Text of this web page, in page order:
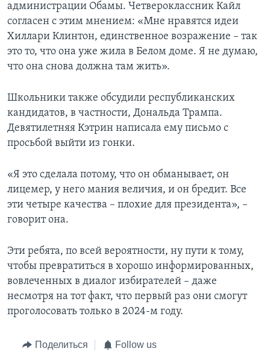
администрации Обамы. Четвероклассник Кайл
согласен с этим мнением: «Мне нравятся идеи
Хиллари Клинтон, единственное возражение – так
это то, что она уже жила в Белом доме. Я не думаю,
что она снова должна там жить».
Школьники также обсудили республиканских
кандидатов, в частности, Дональда Трампа.
Девятилетняя Кэтрин написала ему письмо с
просьбой выйти из гонки.
«Я это сделала потому, что он обманывает, он
лицемер, у него мания величия, и он бредит. Все
эти четыре качества – плохие для президента», –
говорит она.
Эти ребята, по всей вероятности, ну пути к тому,
чтобы превратиться в хорошо информированных,
вовлеченных в диалог избирателей – даже
несмотря на тот факт, что первый раз они смогут
проголосовать только в 2024-м году.
Поделиться Follow us